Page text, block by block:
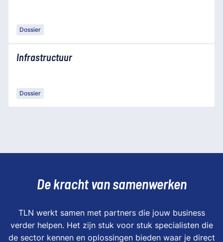
Dossier
Infrastructuur
Dossier
De kracht van samenwerken
TLN werkt samen met partners die jouw business
verder helpen. Het zijn stuk voor stuk specialisten die
de sector kennen en oplossingen bieden waar je direct